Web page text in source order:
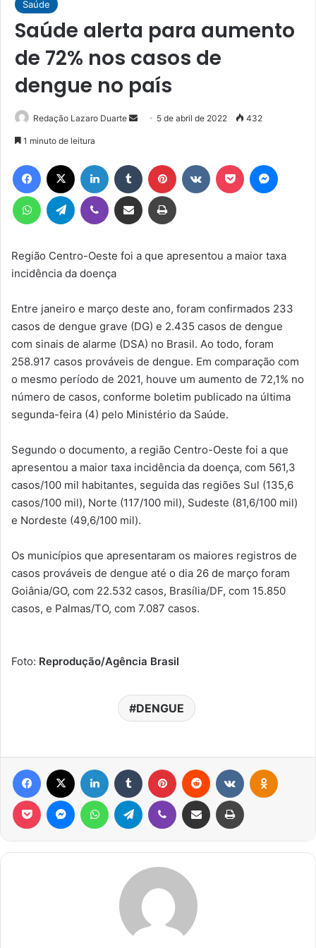
Saúde
Saúde alerta para aumento
de 72% nos casos de
dengue no país
Redação Lazaro Duarte
Mande
mail
5 de abril de 2022 432
1 minuto de leitura
Facebook Linkedin Tumblr Pinterest Pocket
WhatsAppTelegram Viber Compartilhar via e-mail Imprimir
Região Centro-Oeste foi a que apresentou a maior taxa
incidência da doença
Entre janeiro e março deste ano, foram confirmados 233
casos de dengue grave (DG) e 2.435 casos de dengue
com sinais de alarme (DSA) no Brasil. Ao todo, foram
258.917 casos prováveis de dengue. Em comparação com
o mesmo período de 2021, houve um aumento de 72,1% no
número de casos, conforme boletim publicado na última
segunda-feira (4) pelo Ministério da Saúde.
Segundo o documento, a região Centro-Oeste foi a que
apresentou a maior taxa incidência da doença, com 561,3
casos/100 mil habitantes, seguida das regiões Sul (135,6
casos/100 mil), Norte (117/100 mil), Sudeste (81,6/100 mil)
e Nordeste (49,6/100 mil).
Os municípios que apresentaram os maiores registros de
casos prováveis de dengue até o dia 26 de março foram
Goiânia/GO, com 22.532 casos, Brasília/DF, com 15.850
casos, e Palmas/TO, com 7.087 casos.
Foto: Reprodução/Agência Brasil
DENGUE
Facebook Linkedin Tumblr Pinterest Reddit
Pocket MessengerWhatsAppTelegram Viber Compartilhar via e-mail Imprimir